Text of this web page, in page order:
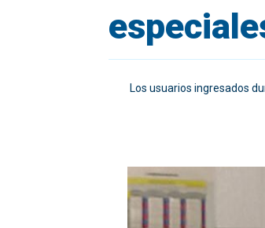
Los usuarios ingresados